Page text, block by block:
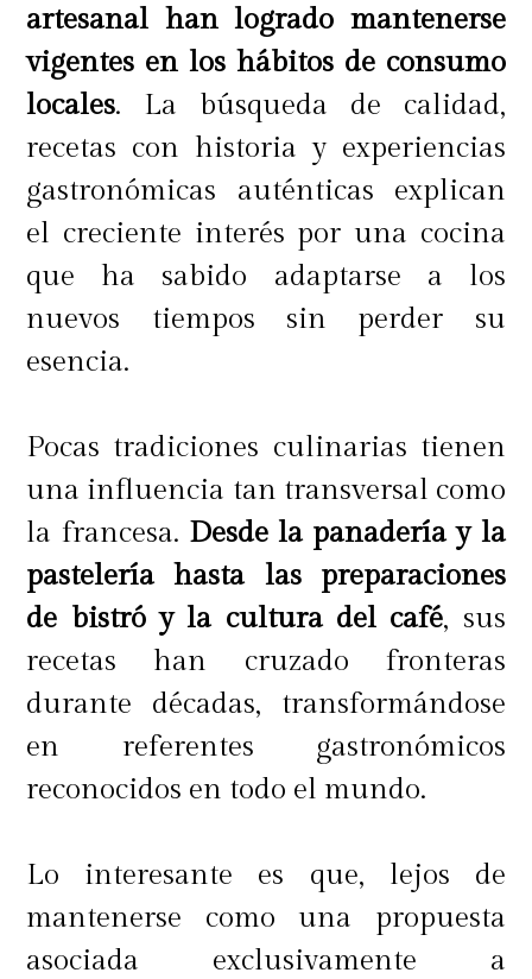
artesanal han logrado mantenerse
vigentes en los hábitos de consumo
locales. La búsqueda de calidad,
recetas con historia y experiencias
gastronómicas auténticas explican
el creciente interés por una cocina
que ha sabido adaptarse a los
nuevos tiempos sin perder su
esencia.
Pocas tradiciones culinarias tienen
una influencia tan transversal como
la francesa. Desde la panadería y la
pastelería hasta las preparaciones
de bistró y la cultura del café, sus
recetas han cruzado fronteras
durante décadas, transformándose
en referentes gastronómicos
reconocidos en todo el mundo.
Lo interesante es que, lejos de
mantenerse como una propuesta
asociada exclusivamente a